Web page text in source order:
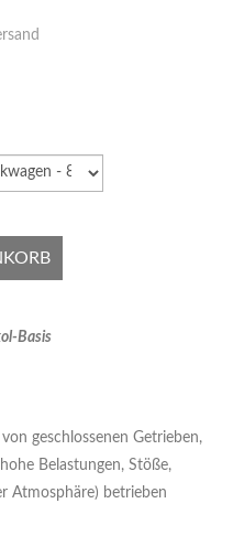
Basis
geschlossenen Getrieben,
Belastungen, Stöße,
Atmosphäre) betrieben